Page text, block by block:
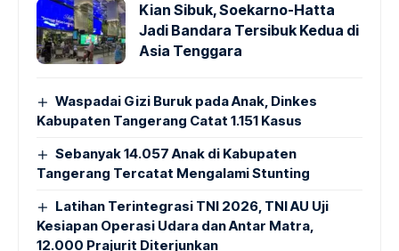
Kian Sibuk, Soekarno-Hatta
Jadi Bandara Tersibuk Kedua di
Asia Tenggara
Waspadai Gizi Buruk pada Anak, Dinkes
Kabupaten Tangerang Catat 1.151 Kasus
Sebanyak 14.057 Anak di Kabupaten
Tangerang Tercatat Mengalami Stunting
Latihan Terintegrasi TNI 2026, TNI AU Uji
Kesiapan Operasi Udara dan Antar Matra,
12.000 Prajurit Diterjunkan